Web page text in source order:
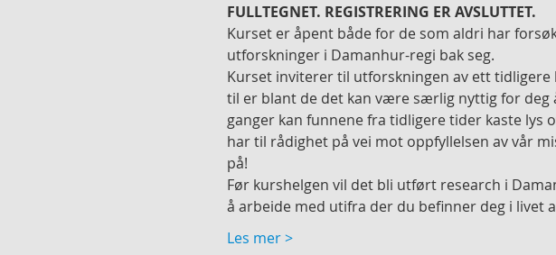
FULLTEGNET. REGISTRERING ER AVSLUTTET.
Kurset er åpent både for de som aldri har
utforskninger i Damanhur-regi bak seg.
Kurset inviterer til utforskningen av ett tidligere
til er blant de det kan være særlig nyttig for deg
ganger kan funnene fra tidligere tider kaste lys
har til rådighet på vei mot oppfyllelsen av vår
på!
Før kurshelgen vil det bli utført research i
å arbeide med utifra der du befinner deg i livet
Les mer >